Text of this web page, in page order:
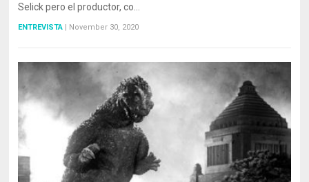
Selick pero el productor, co…
ENTREVISTA | November 30, 2020